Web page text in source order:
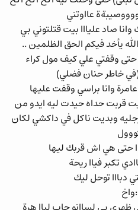
عااوتني
صاد عليااا بيت قتلتوني بي
يأخد فيكم الحق الظلمين ..
حتى وقفتي علي كيف مول كراء
(في خاطر حنان فضلي)
وانا براسي وقفت عليها
قربت حداه حيدت ليه ايدو من
وبديت ناكل في داكشي لكان
حتى هي اش قربك ليها
تكبر فياا ريحة
دبااا توحل ليك